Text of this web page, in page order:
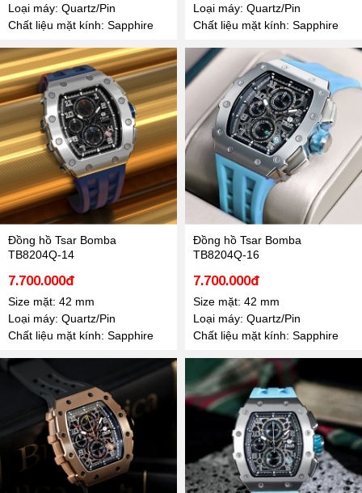
Loại máy: Quartz/Pin
Chất liệu mặt kính: Sapphire
Loại máy: Quartz/Pin
Chất liệu mặt kính: Sapphire
Đồng hồ Tsar Bomba
TB8204Q-14
7.700.000đ
Size mặt: 42 mm
Loại máy: Quartz/Pin
Chất liệu mặt kính: Sapphire
Đồng hồ Tsar Bomba
TB8204Q-16
7.700.000đ
Size mặt: 42 mm
Loại máy: Quartz/Pin
Chất liệu mặt kính: Sapphire